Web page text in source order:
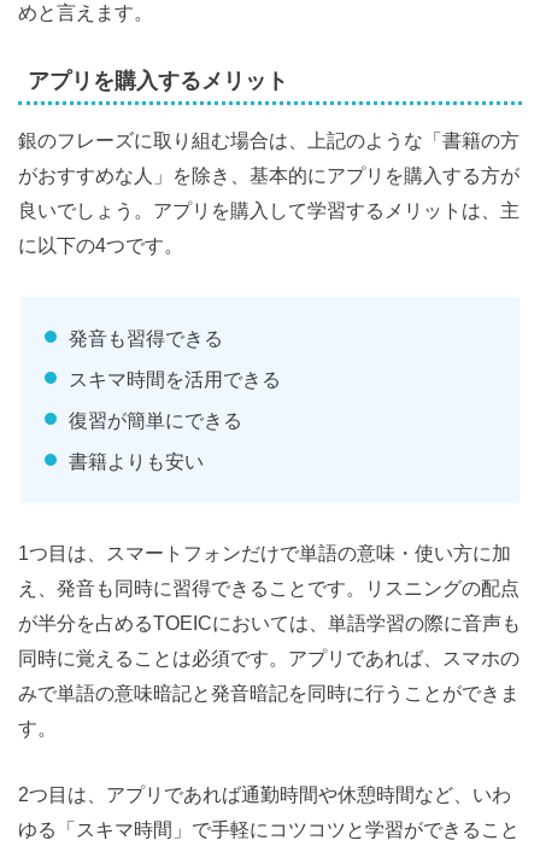
めと言えます。
アプリを購入するメリット
銀のフレーズに取り組む場合は、上記のような「書籍の方
がおすすめな人」を除き、基本的にアプリを購入する方が
良いでしょう。アプリを購入して学習するメリットは、主
に以下の4つです。
発音も習得できる
スキマ時間を活用できる
復習が簡単にできる
書籍よりも安い
1つ目は、スマートフォンだけで単語の意味・使い方に加
え、発音も同時に習得できることです。リスニングの配点
が半分を占めるTOEICにおいては、単語学習の際に音声も
同時に覚えることは必須です。アプリであれば、スマホの
みで単語の意味暗記と発音暗記を同時に行うことができま
す。
2つ目は、アプリであれば通勤時間や休憩時間など、いわ
ゆる「スキマ時間」で手軽にコツコツと学習ができること